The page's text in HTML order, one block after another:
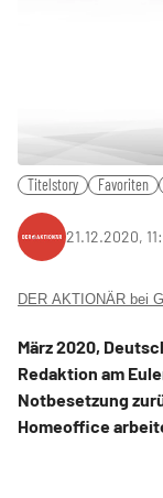
Titelstory Favoriten
21.12.2020,
DER AKTIONÄR bei
März 2020,
Redaktion am
Notbesetzung
Homeoffice